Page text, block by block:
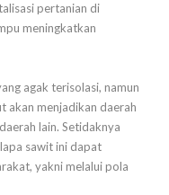
pertanian di
meningkatkan
agak terisolasi, namun
akan menjadikan daerah
lain. Setidaknya
sawit ini dapat
yakni melalui pola